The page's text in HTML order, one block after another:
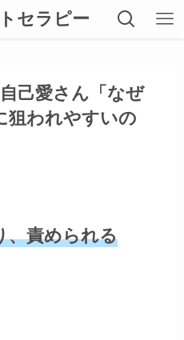
セラピー
己愛さん「なぜ
狙われやすいの
、責められる